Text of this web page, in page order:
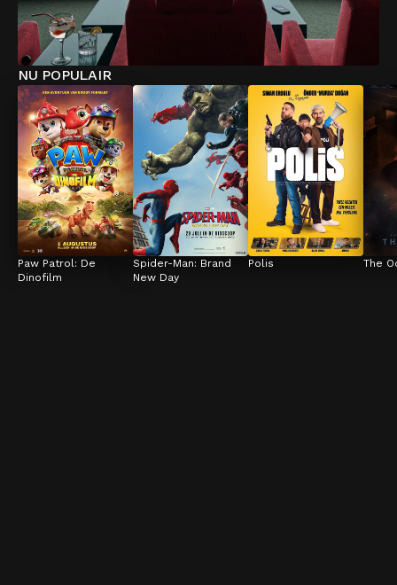
NU POPULAIR
Paw Patrol: De
Dinofilm
Spider-Man: Brand
New Day
Polis The